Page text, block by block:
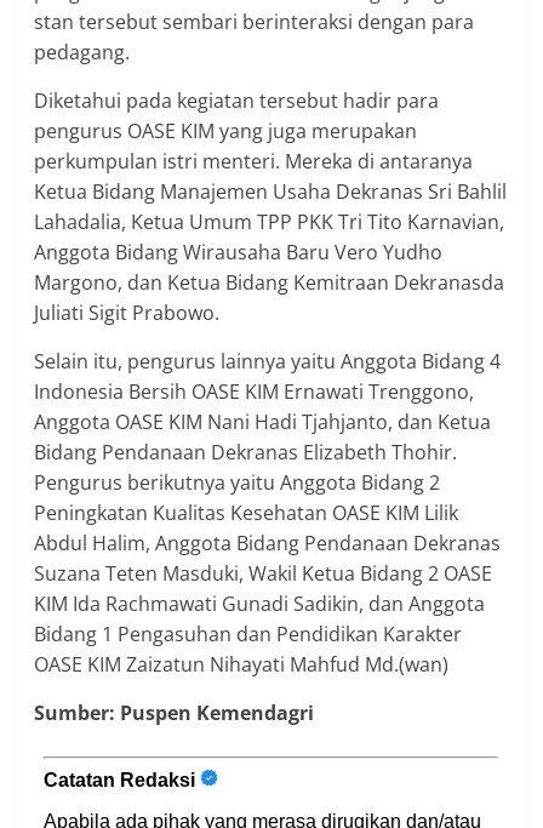
stan tersebut sembari berinteraksi dengan para
pedagang.
Diketahui pada kegiatan tersebut hadir para
pengurus OASE KIM yang juga merupakan
perkumpulan istri menteri. Mereka di antaranya
Ketua Bidang Manajemen Usaha Dekranas Sri Bahlil
Lahadalia, Ketua Umum TPP PKK Tri Tito Karnavian,
Anggota Bidang Wirausaha Baru Vero Yudho
Margono, dan Ketua Bidang Kemitraan Dekranasda
Juliati Sigit Prabowo.
Selain itu, pengurus lainnya yaitu Anggota Bidang 4
Indonesia Bersih OASE KIM Ernawati Trenggono,
Anggota OASE KIM Nani Hadi Tjahjanto, dan Ketua
Bidang Pendanaan Dekranas Elizabeth Thohir.
Pengurus berikutnya yaitu Anggota Bidang 2
Peningkatan Kualitas Kesehatan OASE KIM Lilik
Abdul Halim, Anggota Bidang Pendanaan Dekranas
Suzana Teten Masduki, Wakil Ketua Bidang 2 OASE
KIM Ida Rachmawati Gunadi Sadikin, dan Anggota
Bidang 1 Pengasuhan dan Pendidikan Karakter
OASE KIM Zaizatun Nihayati Mahfud Md.(wan)
Sumber: Puspen Kemendagri